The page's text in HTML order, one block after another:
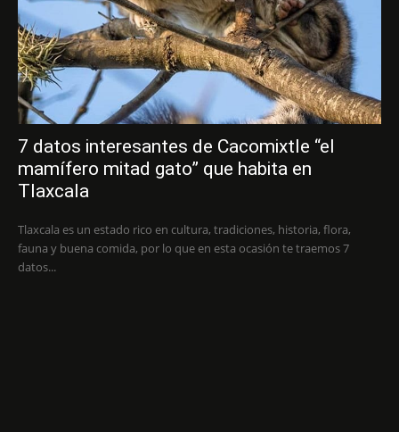
7 datos interesantes de Cacomixtle “el
mamífero mitad gato” que habita en
Tlaxcala
Tlaxcala es un estado rico en cultura, tradiciones, historia, flora,
fauna y buena comida, por lo que en esta ocasión te traemos 7
datos...